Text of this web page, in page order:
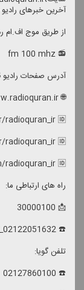
آخرین خبرهای رادیو
از طریق موج اف.ام ردیف 100 مگاهرتز
📻 fm 100 mhz
آدرس صفحات رادیو
🌐 www.radioquran.ir
🆔
🆔
🆔
راه های ارتباطی ما:
📩 30000100
☎️ 02122051632_02122043017
تلفن گویا:
☎️ 02127860100